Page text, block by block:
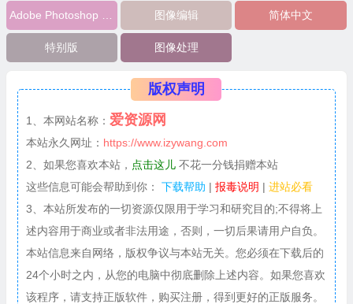
图像编辑 简体中文
特别版 图像处理
版权声明
1、本网站名称： 爱资源网
本站永久网址： https://www.izywang.com
2、如果您喜欢本站， 点击这儿不花一分钱捐赠本站
这些信息可能会帮助到你：
下载帮助 | 报毒说明 | 进站必看
3、本站所发布的一切资源仅限用于学习和研究目的;不得将上
述内容用于商业或者非法用途，否则，一切后果请用户自负。
本站信息来自网络，版权争议与本站无关。您必须在下载后的
24个小时之内，从您的电脑中彻底删除上述内容。如果您喜欢
该程序，请支持正版软件，购买注册，得到更好的正版服务。